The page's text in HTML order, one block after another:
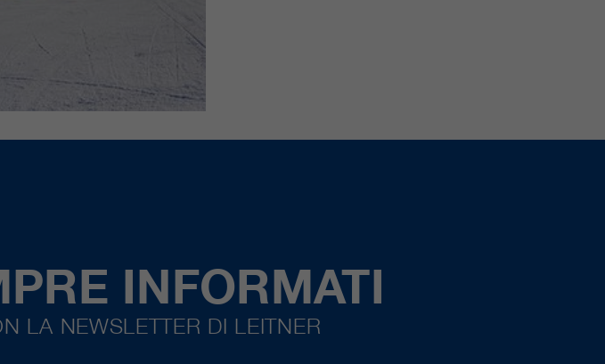
INFORMATI
LA NEWSLETTER DI LEITNER